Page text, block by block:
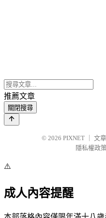
推薦文章
關閉搜尋
© 2026 PIXNET
文
隱私權政
⚠️
成人內容提醒